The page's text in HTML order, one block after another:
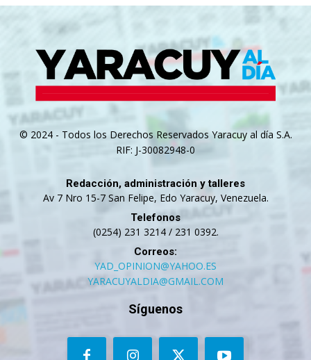
© 2024 - Todos los Derechos Reservados Yaracuy al día S.A.
RIF: J-30082948-0
Redacción, administración y talleres
Av 7 Nro 15-7 San Felipe, Edo Yaracuy, Venezuela.
Telefonos
(0254) 231 3214 / 231 0392.
Correos:
YAD_OPINION@YAHOO.ES
YARACUYALDIA@GMAIL.COM
Síguenos